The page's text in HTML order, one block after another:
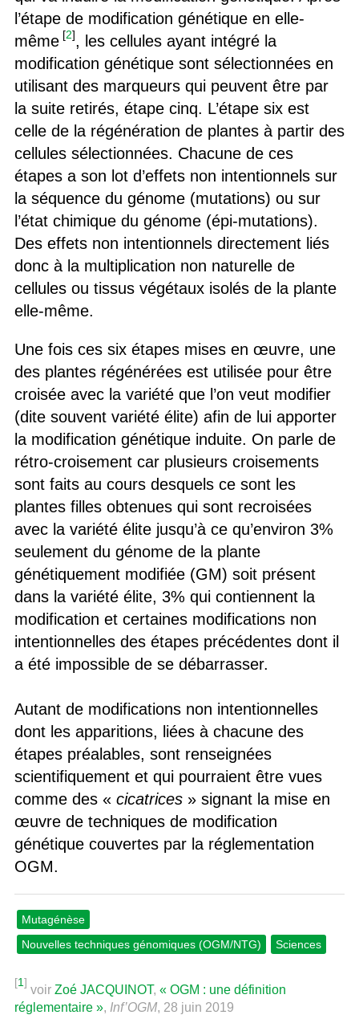
l’étape de modification génétique en elle-
même [2], les cellules ayant intégré la
modification génétique sont sélectionnées en
utilisant des marqueurs qui peuvent être par
la suite retirés, étape cinq. L’étape six est
celle de la régénération de plantes à partir des
cellules sélectionnées. Chacune de ces
étapes a son lot d’effets non intentionnels sur
la séquence du génome (mutations) ou sur
l’état chimique du génome (épi-mutations).
Des effets non intentionnels directement liés
donc à la multiplication non naturelle de
cellules ou tissus végétaux isolés de la plante
elle-même.
Une fois ces six étapes mises en œuvre, une
des plantes régénérées est utilisée pour être
croisée avec la variété que l’on veut modifier
(dite souvent variété élite) afin de lui apporter
la modification génétique induite. On parle de
rétro-croisement car plusieurs croisements
sont faits au cours desquels ce sont les
plantes filles obtenues qui sont recroisées
avec la variété élite jusqu’à ce qu’environ 3%
seulement du génome de la plante
génétiquement modifiée (GM) soit présent
dans la variété élite, 3% qui contiennent la
modification et certaines modifications non
intentionnelles des étapes précédentes dont il
a été impossible de se débarrasser.
Autant de modifications non intentionnelles
dont les apparitions, liées à chacune des
étapes préalables, sont renseignées
scientifiquement et qui pourraient être vues
comme des « cicatrices» signant la mise en
œuvre de techniques de modification
génétique couvertes par la réglementation
OGM.
Mutagénèse
Nouvelles techniques génomiques (OGM/NTG)
Sciences
[1]
voir Zoé JACQUINOT, « OGM : une définition
réglementaire », Inf’OGM, 28 juin 2019